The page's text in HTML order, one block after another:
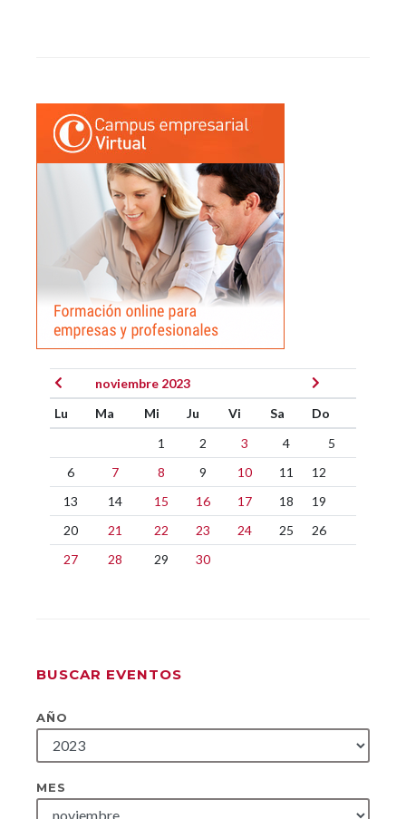
noviembre 2023
Lu
Ma Mi Ju Vi Sa
Do
1
2 3 4
5
6
7 8 9 10 11
12
13
14 15 16 17 18
19
20
21 22 23 24 25
26
27
28 29 30
BUSCAR EVENTOS
AÑO
MES